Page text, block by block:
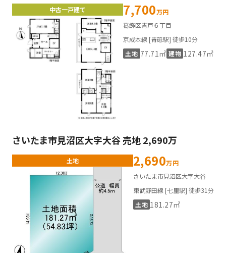
中古一戸建て 7,700万円
葛飾区青戸６丁目
京成本線 [青砥駅] 徒歩10分
土地 77.71㎡ 建物 127.47㎡
さいたま市見沼区大字大谷 売地 2,690万
土地 2,690万円
さいたま市見沼区大字大谷
東武野田線 [七里駅] 徒歩31分
土地 181.27㎡